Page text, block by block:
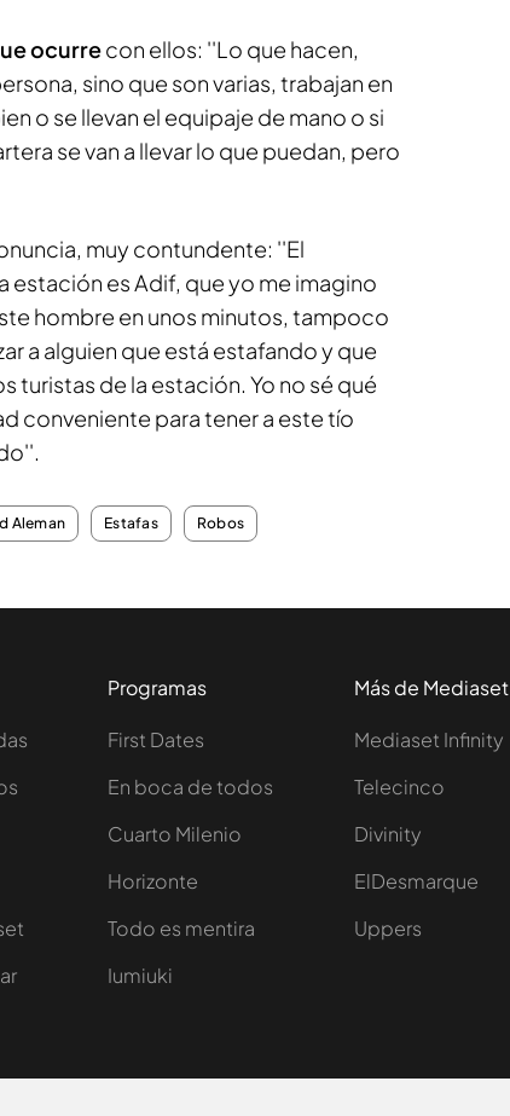
ocurrecon ellos: ''Lo que hacen,
sino que son varias, trabajan en
o se llevan el equipaje de mano o si
se van a llevar lo que puedan, pero
muy contundente: ''El
estación es Adif, que yo me imagino
hombre en unos minutos, tampoco
a alguien que está estafando y que
turistas de la estación. Yo no sé qué
conveniente para tener a este tío
Aleman Estafas Robos
Programas
First Dates
En boca de todos
Cuarto Milenio
Horizonte
Todo es mentira
Iumiuki
Más de Mediaset
Mediaset Infinity
Telecinco
Divinity
ElDesmarque
Uppers